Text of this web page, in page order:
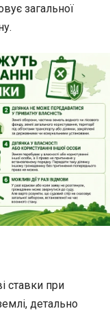
загальної
ставки при
детально